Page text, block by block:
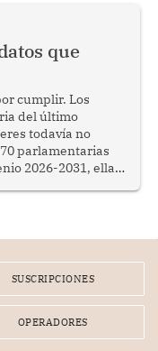
que
cumplir. Los
del último
todavía no
parlamentarias
2026-2031, ellas
SUSCRIPCIONES
OPERADORES